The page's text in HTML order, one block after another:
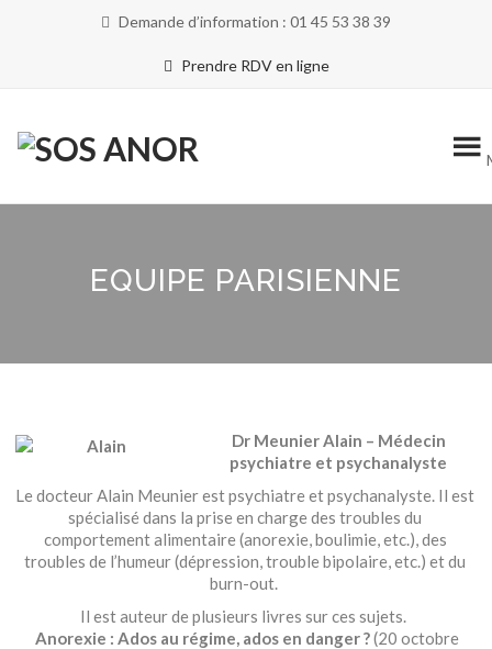
Demande d’information : 01 45 53 38 39
Prendre RDV en ligne
EQUIPE PARISIENNE
Dr Meunier Alain – Médecin
psychiatre et psychanalyste
Le docteur Alain Meunier est psychiatre et psychanalyste. Il est
spécialisé dans la prise en charge des troubles du
comportement alimentaire (anorexie, boulimie, etc.), des
troubles de l’humeur (dépression, trouble bipolaire, etc.) et du
burn-out.
Il est auteur de plusieurs livres sur ces sujets.
Anorexie : Ados au régime, ados en danger ?(20 octobre